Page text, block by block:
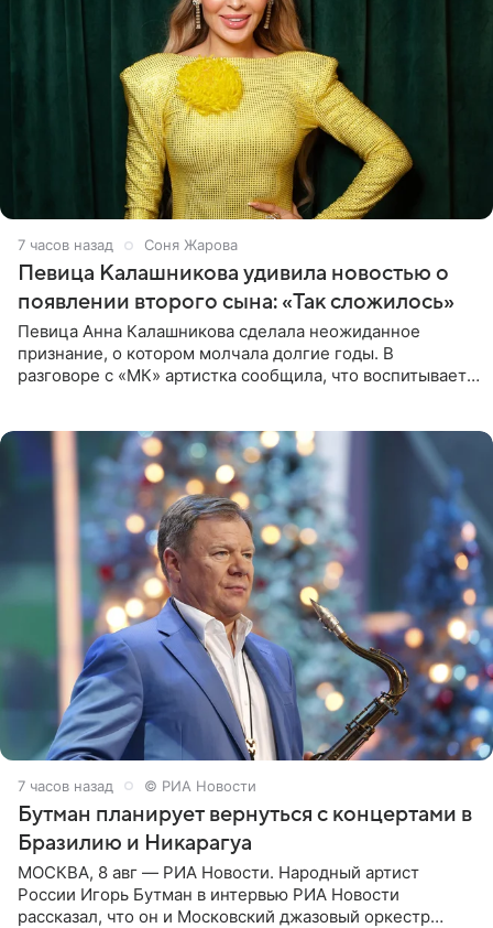
7 часов назад Соня Жарова
Певица Калашникова удивила новостью о
появлении второго сына: «Так сложилось»
Певица Анна Калашникова сделала неожиданное
признание, о котором молчала долгие годы. В
разговоре с «МК» артистка сообщила, что воспитывает
7 часов назад © РИА Новости
Бутман планирует вернуться с концертами в
Бразилию и Никарагуа
МОСКВА, 8 авг — РИА Новости. Народный артист
России Игорь Бутман в интервью РИА Новости
рассказал, что он и Московский джазовый оркестр